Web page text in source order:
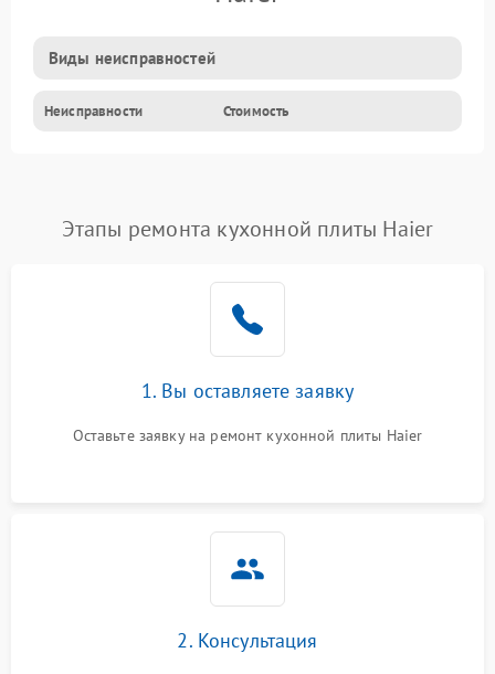
Виды неисправностей
Неисправности Стоимость
Этапы ремонта кухонной плиты Haier
1. Вы оставляете заявку
Оставьте заявку на ремонт кухонной плиты Haier
2. Консультация